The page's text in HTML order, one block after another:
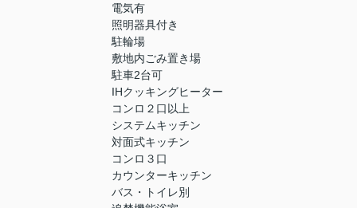
電気有
照明器具付き
駐輪場
敷地内ごみ置き場
駐車2台可
IHクッキングヒーター
コンロ２口以上
システムキッチン
対面式キッチン
コンロ３口
カウンターキッチン
バス・トイレ別